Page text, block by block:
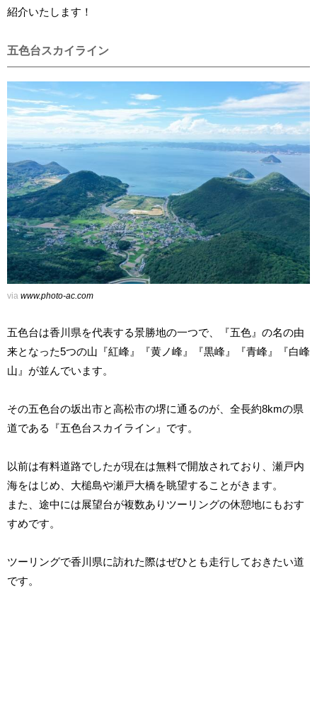
紹介いたします！
五色台スカイライン
via www.photo-ac.com
五色台は香川県を代表する景勝地の一つで、『五色』の名の由
来となった5つの山『紅峰』『黄ノ峰』『黒峰』『青峰』『白峰
山』が並んでいます。
その五色台の坂出市と高松市の堺に通るのが、全長約8kmの県
道である『五色台スカイライン』です。
以前は有料道路でしたが現在は無料で開放されており、瀬戸内
海をはじめ、大槌島や瀬戸大橋を眺望することがきます。
また、途中には展望台が複数ありツーリングの休憩地にもおす
すめです。
ツーリングで香川県に訪れた際はぜひとも走行しておきたい道
です。